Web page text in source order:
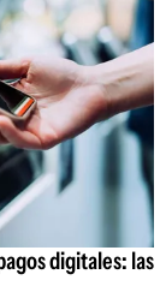
digitales: las